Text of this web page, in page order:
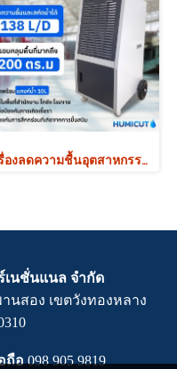
เครื่องลดความชื้นอุตสาหกรรม HUMICUT รุ่น Humicut 138 Type 2
เนชั่นแนล จำกัด
นสอง เขตวังทองหลาง
ถือ 098 905 9819